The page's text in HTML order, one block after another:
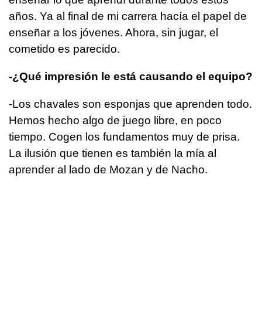
años. Ya al final de mi carrera hacía el papel de
enseñar a los jóvenes. Ahora, sin jugar, el
cometido es parecido.
-¿Qué impresión le está causando el equipo?
-Los chavales son esponjas que aprenden todo.
Hemos hecho algo de juego libre, en poco
tiempo. Cogen los fundamentos muy de prisa.
La ilusión que tienen es también la mía al
aprender al lado de Mozan y de Nacho.